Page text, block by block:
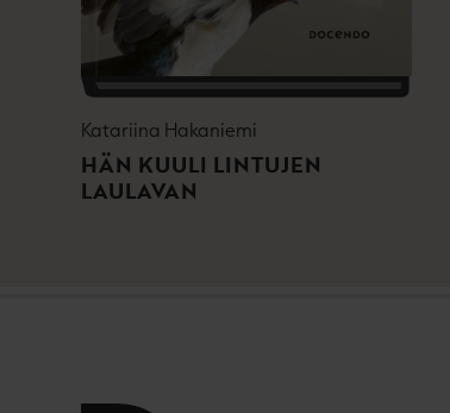
Katariina Hakaniemi
HÄN KUULI LINTUJEN
LAULAVAN